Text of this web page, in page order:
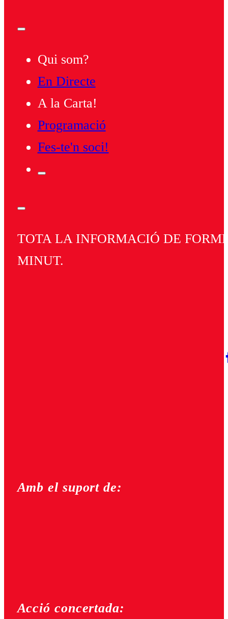
Qui som?
En Directe
A la Carta!
Programació
Fes-te'n soci!
TOTA LA INFORMACIÓ DE
MINUT.
Amb el suport de:
Acció concertada: